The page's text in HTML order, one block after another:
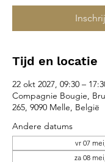
Tijd en locatie
22 okt 2027, 09:30 –
Compagnie Bougie,
265, 9090 Melle, België
Andere datums
vr 07
za 08